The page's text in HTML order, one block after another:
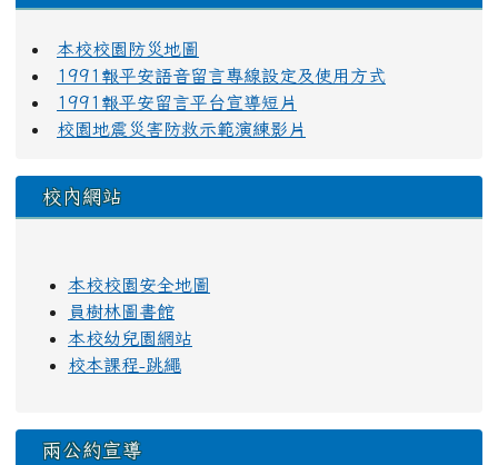
本校校園防災地圖
1991報平安語音留言專線設定及使用方式
1991報平安留言平台宣導短片
校園地震災害防救示範演練影片
校內網站
本校校園安全地圖
員樹林圖書館
本校幼兒園網站
校本課程-跳繩
兩公約宣導